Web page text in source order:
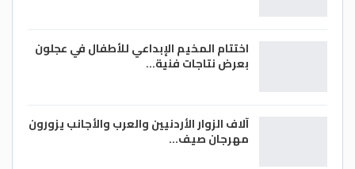
اختتام المخيم الإبداعي للأطفال في عجلون
بعرض نتاجات فنية…
آلاف الزوار الأردنيين والعرب والأجانب يزورون
مهرجان صيف…